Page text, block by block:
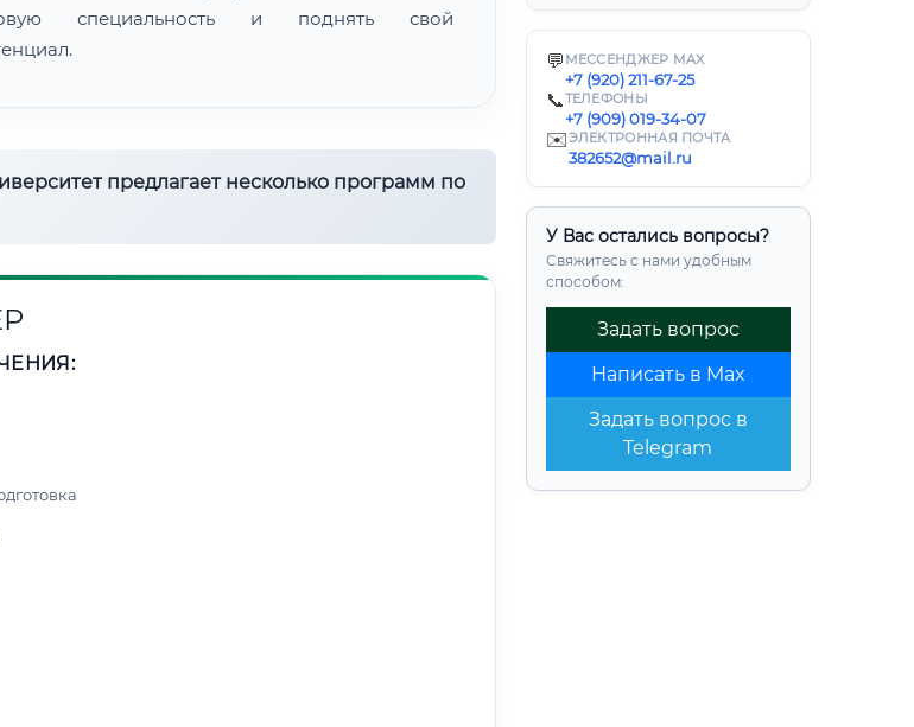
💬 МЕССЕНДЖЕР MAX
+7 (920) 211-67-25
📞ТЕЛЕФОНЫ
+7 (909) 019-34-07
✉️ЭЛЕКТРОННАЯ ПОЧТА
382652@mail.ru
У Вас остались вопросы?
Свяжитесь с нами удобным
способом:
Задать вопрос
Написать в Max
Задать вопрос в
Telegram
специальность и поднять свой
предлагает несколько программ по